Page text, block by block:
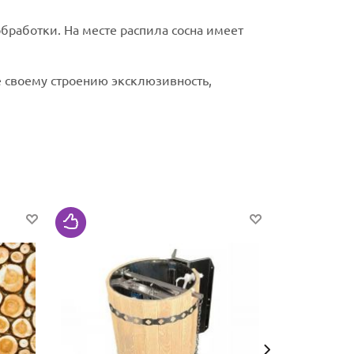
На месте распила сосна имеет
строению эксклюзивность,